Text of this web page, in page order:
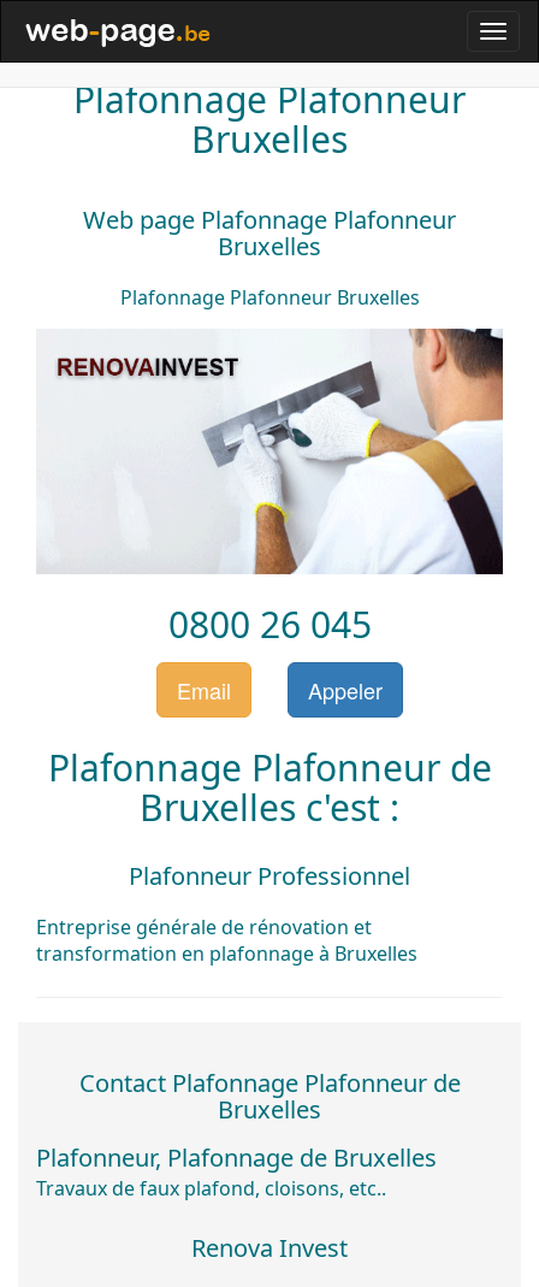
Plafonnage Plafonneur
Bruxelles
Web page Plafonnage Plafonneur
Bruxelles
Plafonnage Plafonneur Bruxelles
0800 26 045
Email Appeler
Plafonnage Plafonneur de
Bruxelles c'est :
Plafonneur Professionnel
Entreprise généralede rénovation et
transformation en plafonnage à Bruxelles
Contact Plafonnage Plafonneurde
Bruxelles
Plafonneur, Plafonnage de Bruxelles
Travaux de faux plafond, cloisons, etc..
Renova Invest